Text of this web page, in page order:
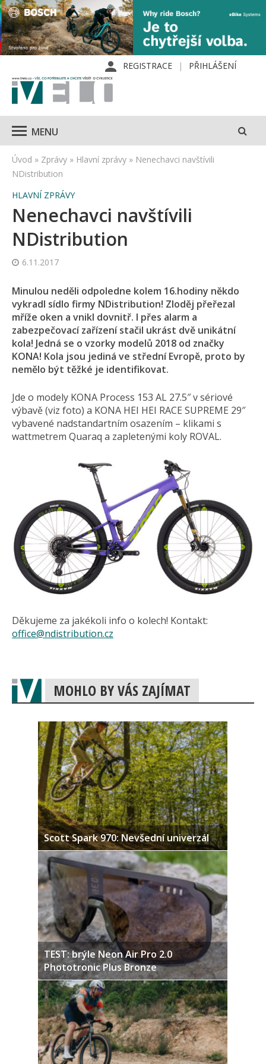
REGISTRACE PŘIHLÁŠENÍ
MENU
Úvod » Zprávy » Hlavní zprávy » Nenechavci navštívili
NDistribution
HLAVNÍ ZPRÁVY
Nenechavci navštívili
NDistribution
6.11.2017
Minulou neděli odpoledne kolem 16.hodiny někdo
vykradl sídlo firmy NDistribution! Zloděj přeřezal
mříže oken a vnikl dovnitř. I přes alarm a
zabezpečovací zařízení stačil ukrást dvě unikátní
kola! Jedná se o vzorky modelů 2018 od značky
KONA! Kola jsou jediná ve střední Evropě, proto by
nemělo být těžké je identifikovat.
Jde o modely KONA Process 153 AL 27.5″ v sériové
výbavě (viz foto) a KONA HEI HEI RACE SUPREME 29″
vybavené nadstandartním osazením – klikami s
wattmetrem Quaraq a zapletenými koly ROVAL.
Děkujeme za jakékoli info o kolech! Kontakt:
office@ndistribution.cz
MOHLO BY VÁS ZAJÍMAT
Scott Spark 970: Nevšední univerzál
TEST: brýle Neon Air Pro 2.0
Phototronic Plus Bronze